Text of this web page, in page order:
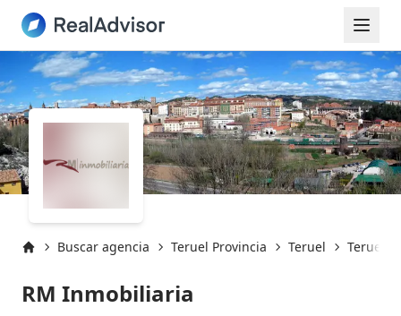
Buscar agencia Teruel Provincia Teruel Teruel
RM Inmobiliaria